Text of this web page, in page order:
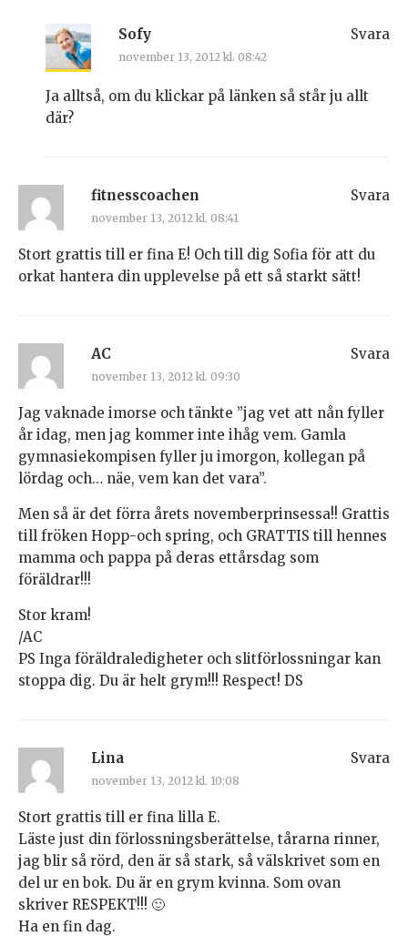
Sofy
november 13, 2012 kl. 08:42
Ja alltså, om du klickar på länken så står ju allt
där?
Svara
fitnesscoachen
november 13, 2012 kl. 08:41
Stort grattis till er fina E! Och till dig Sofia för att du
orkat hantera din upplevelse på ett så starkt sätt!
Svara
AC
november 13, 2012 kl. 09:30
Jag vaknade imorse och tänkte ”jag vet att nån fyller
år idag, men jag kommer inte ihåg vem. Gamla
gymnasiekompisen fyller ju imorgon, kollegan på
lördag och… näe, vem kan det vara”.
Men så är det förra årets novemberprinsessa!! Grattis
till fröken Hopp-och spring, och GRATTIS till hennes
mamma och pappa på deras ettårsdag som
föräldrar!!!
Stor kram!
/AC
PS Inga föräldraledigheter och slitförlossningar kan
stoppa dig. Du är helt grym!!! Respect! DS
Svara
Lina
november 13, 2012 kl. 10:08
Stort grattis till er fina lilla E.
Läste just din förlossningsberättelse, tårarna rinner,
jag blir så rörd, den är så stark, så välskrivet som en
del ur en bok. Du är en grym kvinna. Som ovan
skriver RESPEKT!!! 🙂
Ha en fin dag.
Svara